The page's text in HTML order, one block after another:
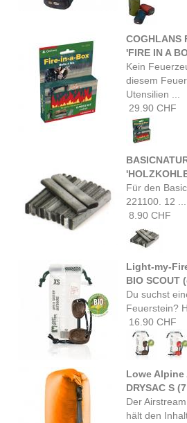
COGHLANS
'FIRE IN A
Kein
diesem
Utensilien ...
29.90 CHF
Für den
221100. 12 ...
8.90 CHF
Light-my-
BIO SCOUT
Du suchst
Feuerstein?
16.90 CHF
Lowe Alpine
DRYSAC S
Der
hält den